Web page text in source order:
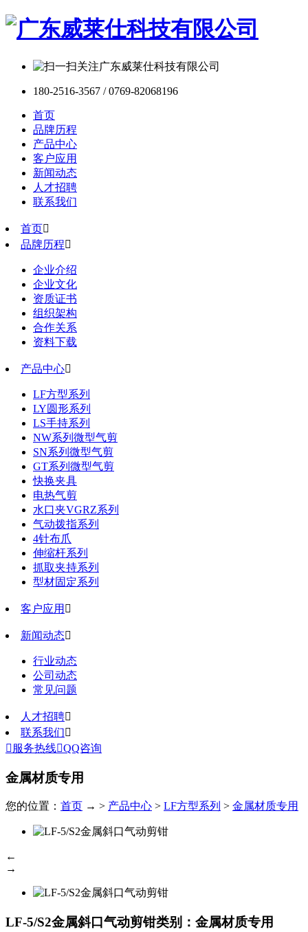
180-2516-3567 / 0769-82068196
首页
品牌历程
产品中心
客户应用
新闻动态
人才招聘
联系我们
首页
品牌历程
企业介绍
企业文化
资质证书
组织架构
合作关系
资料下载
产品中心
LF方型系列
LY圆形系列
LS手持系列
NW系列微型气剪
SN系列微型气剪
GT系列微型气剪
快换夹具
电热气剪
水口夹VGRZ系列
气动拨指系列
4针布爪
伸缩杆系列
抓取夹持系列
型材固定系列
客户应用 
新闻动态
行业动态
公司动态
常见问题
人才招聘
联系我们
 服务热线QQ咨询
金属材质专用
您的位置： 首页 → > 产品中心 > LF方型系列 > 金属材质专用
←
→
LF-5/S2金属斜口气动剪钳类别：金属材质专用